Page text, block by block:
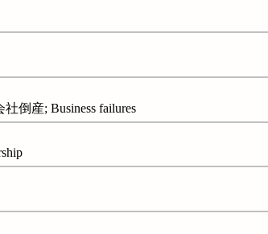
倒産; Business failures